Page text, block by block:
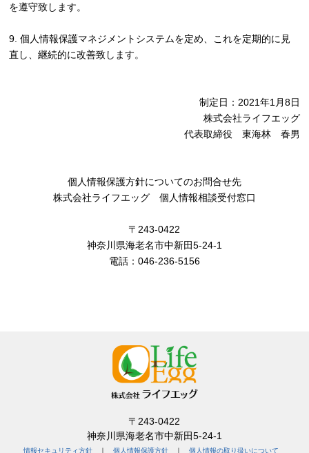
を遵守致します。
9. 個人情報保護マネジメントシステムを定め、これを定期的に見
直し、継続的に改善致します。
制定日：2021年1月8日
株式会社ライフエッグ
代表取締役 東海林 春男
個人情報保護方針についてのお問合せ先
株式会社ライフエッグ 個人情報相談受付窓口
〒243-0422
神奈川県海老名市中新田5-24-1
電話：046-236-5156
〒243-0422
神奈川県海老名市中新田5-24-1
情報セキュリティ方針 ｜ 個人情報保護方針 ｜ 個人情報の取り扱いについて